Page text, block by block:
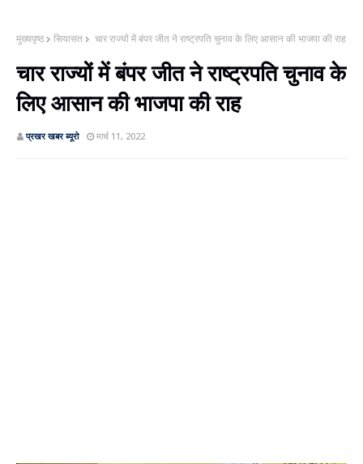
मुख्यपृष्ठ सियासत चार राज्‍यों में बंपर जीत ने राष्ट्रपति चुनाव के लिए आसान की भाजपा की राह
चार राज्‍यों में बंपर जीत ने राष्ट्रपति चुनाव के
लिए आसान की भाजपा की राह
प्रखर खबर ब्‍यूरो मार्च 11, 2022